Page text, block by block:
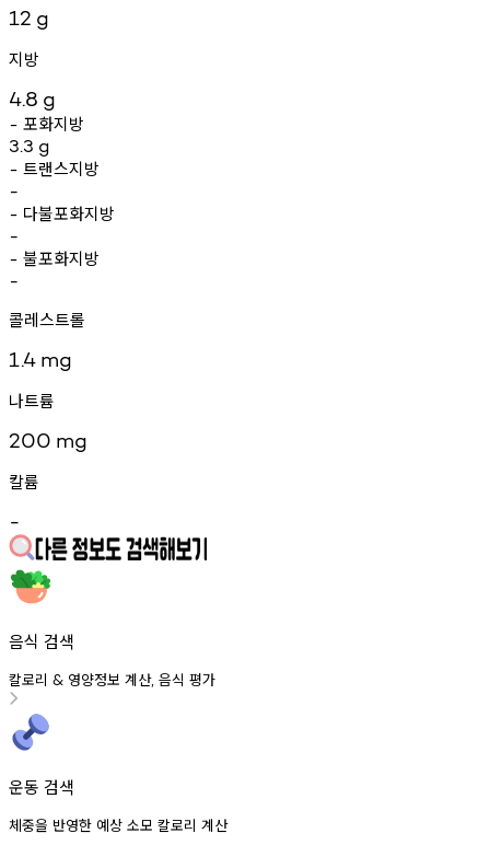
12 g
지방
4.8 g
- 포화지방
3.3 g
- 트랜스지방
-
- 다불포화지방
-
- 불포화지방
-
콜레스트롤
1.4 mg
나트륨
200 mg
칼륨
-
음식 검색
칼로리 & 영양정보 계산, 음식 평가
운동 검색
체중을 반영한 예상 소모 칼로리 계산